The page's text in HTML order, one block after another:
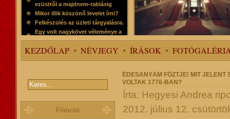
ezüsttől a majdnem-rablásig
Mikor illik köszönő levelet írni?
Felkészülés az üzleti tárgyalásra.
Egy volt nagykövet véleménye a
protokollról
KEZDŐLAP NÉVJEGY ÍRÁSOK
Főmenü
ÉDESANYÁM FŐZTJE! MIT
VOLTAK 1776-BAN?
Írta: Hegyesi Andrea
2012. július 12.